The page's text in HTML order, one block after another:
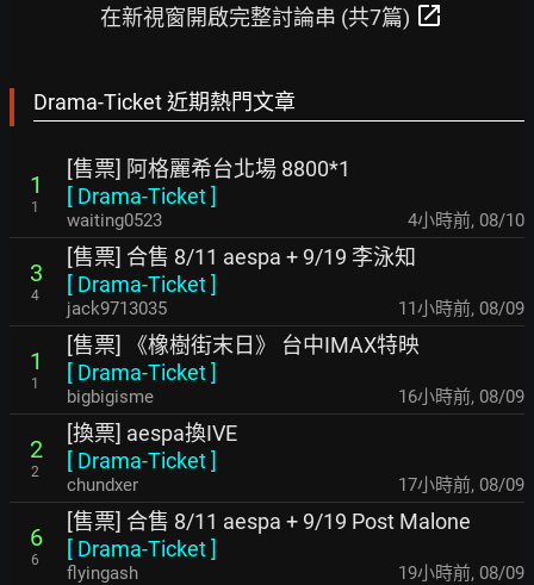
在新視窗開啟完整討論串 (共7篇) open_in_new
Drama-Ticket 近期熱門文章
1
1
[售票] 阿格麗希台北場 8800*1
[ Drama-Ticket]
waiting0523 4小時前, 08/10
3
4
[售票] 合售 8/11 aespa + 9/19 李泳知
[ Drama-Ticket]
jack9713035 11小時前, 08/09
1
1
[售票] 《橡樹街末日》 台中IMAX特映
[ Drama-Ticket]
bigbigisme 16小時前, 08/09
2
2
[換票] aespa換IVE
[ Drama-Ticket]
chundxer 17小時前, 08/09
6
6
[售票] 合售 8/11 aespa + 9/19 Post Malone
[ Drama-Ticket]
flyingash 19小時前, 08/09